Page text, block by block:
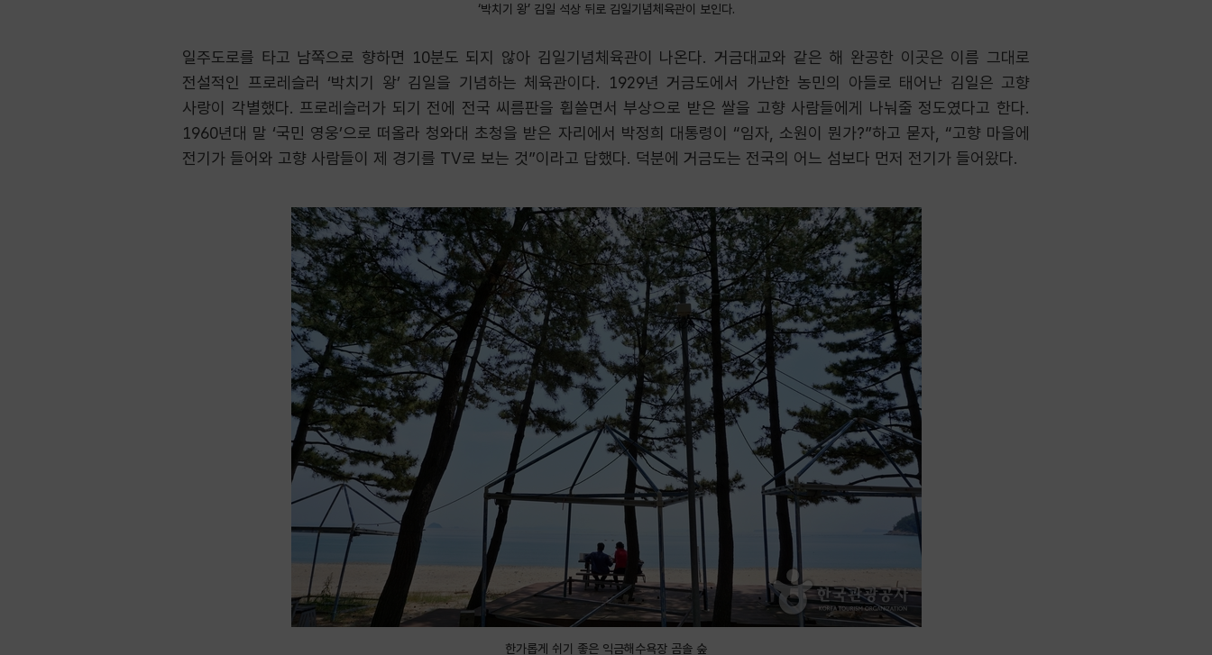
‘박치기 왕’ 김일 석상 뒤로 김일기념체육관이 보인다.
일주도로를 타고 남쪽으로 향하면 10분도 되지 않아 김일기념체육관이 나온다. 거금대교와 같은 해 완공한 이곳은 이름 그대로
전설적인 프로레슬러 ‘박치기 왕’ 김일을 기념하는 체육관이다. 1929년 거금도에서 가난한 농민의 아들로 태어난 김일은 고향
사랑이 각별했다. 프로레슬러가 되기 전에 전국 씨름판을 휩쓸면서 부상으로 받은 쌀을 고향 사람들에게 나눠줄 정도였다고 한다.
1960년대 말 ‘국민 영웅’으로 떠올라 청와대 초청을 받은 자리에서 박정희 대통령이 “임자, 소원이 뭔가?”하고 묻자, “고향 마을에
전기가 들어와 고향 사람들이 제 경기를 TV로 보는 것”이라고 답했다. 덕분에 거금도는 전국의 어느 섬보다 먼저 전기가 들어왔다.
한가롭게 쉬기 좋은 익금해수욕장 곰솔 숲